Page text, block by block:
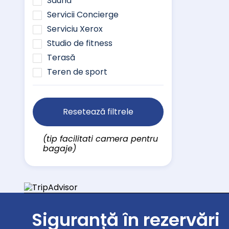
Servicii Concierge
Serviciu Xerox
Studio de fitness
Terasă
Teren de sport
Resetează filtrele
(tip facilitati camera pentru
bagaje)
Siguranță în rezervări